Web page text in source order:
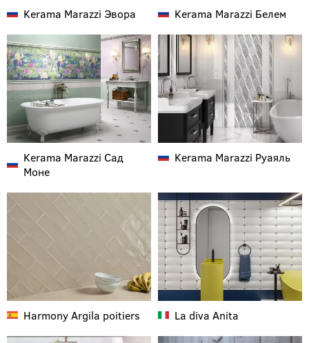
Kerama Marazzi Эвора Kerama Marazzi Белем
Kerama Marazzi Сад
Моне
Kerama Marazzi Руаяль
HarmonyArgila poitiers La diva Anita